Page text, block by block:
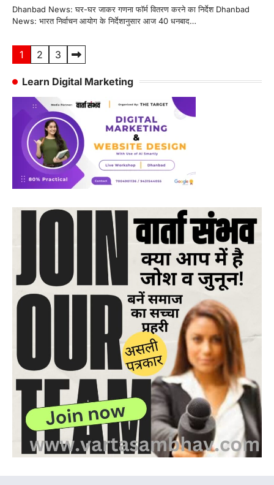
Dhanbad News: घर-घर जाकर गणना फॉर्म वितरण करने का निर्देश Dhanbad
News: भारत निर्वाचन आयोग के निर्देशानुसार आज 40 धनबाद…
Posts
1 2 3
Learn Digital Marketing